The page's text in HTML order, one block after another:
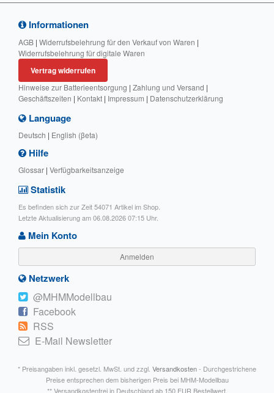
Informationen
AGB | Widerrufsbelehrung für den Verkauf von Waren |
Widerrufsbelehrung für digitale Waren
Vertrag widerrufen
Hinweise zur Batterieentsorgung | Zahlung und Versand |
Geschäftszeiten | Kontakt | Impressum | Datenschutzerklärung
Language
Deutsch | English (βeta)
Hilfe
Glossar | Verfügbarkeitsanzeige
Statistik
Es befinden sich zur Zeit 54071 Artikel im Shop.
Letzte Aktualisierung am 06.08.2026 07:15 Uhr.
Mein Konto
Anmelden
Netzwerk
@MHMModellbau
Facebook
RSS
E-Mail Newsletter
* Preisangaben inkl. gesetzl. MwSt. und zzgl. Versandkosten- Durchgestrichene
Preise entsprechen dem bisherigen Preis bei MHM-Modellbau
** Versandkostenfrei in Deutschland ab 150 EUR Bestellwert.